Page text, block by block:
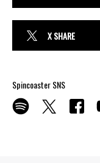
X SHARE
Spincoaster SNS